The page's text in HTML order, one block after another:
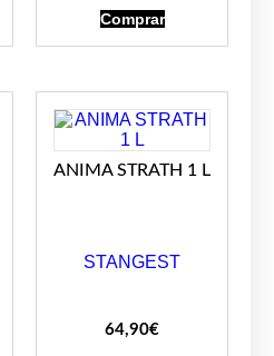
Comprar
ANIMA STRATH 1 L
STANGEST
64,90€